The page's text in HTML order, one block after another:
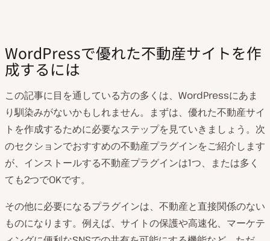
WordPressで優れた不動産サイトを作
成するには
この記事に目を通している方の多くは、WordPressにあま
り馴染みがないかもしれません。まずは、優れた不動産サイ
トを作成するために必要なステップを見ていきましょう。次
のセクションでおすすめの不動産プラグインをご紹介します
が、インストールする不動産プラグインは1つ、または多く
ても2つでOKです。
その他に必要になるプラグインは、不動産と直接関係のない
ものになります。例えば、サイトの保護や高速化、マーケテ